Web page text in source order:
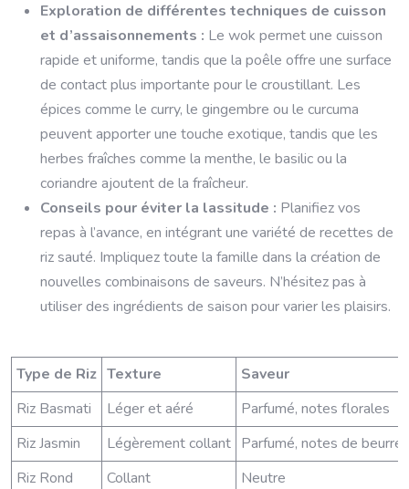
Exploration de différentes techniques de cuisson
et d’assaisonnements : Le wok permet une cuisson
rapide et uniforme, tandis que la poêle offre une surface
de contact plus importante pour le croustillant. Les
épices comme le curry, le gingembre ou le curcuma
peuvent apporter une touche exotique, tandis que les
herbes fraîches comme la menthe, le basilic ou la
coriandre ajoutent de la fraîcheur.
Conseils pour éviter la lassitude : Planifiez vos
repas à l’avance, en intégrant une variété de recettes de
riz sauté. Impliquez toute la famille dans la création de
nouvelles combinaisons de saveurs. N’hésitez pas à
utiliser des ingrédients de saison pour varier les plaisirs.
Type de Riz Texture
Saveur
Riz Basmati
Léger et aéré
Parfumé, notes florales
Riz Jasmin
Légèrement collant Parfumé, notes de beurre
Riz Rond
Collant Neutre